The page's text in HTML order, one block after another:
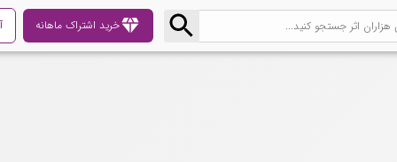
diamondخرید اشتراک ماهانه